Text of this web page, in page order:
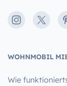
Instagram
X
WOHNMOBIL
Wie